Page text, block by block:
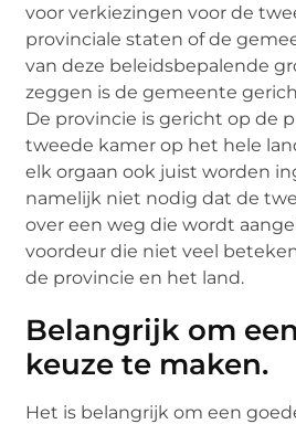
voor verkiezingen voor de
provinciale staten of de
van deze beleidsbepalende
zeggen is de gemeente
De provincie is gericht op de
tweede kamer op het hele
elk orgaan ook juist worden
namelijk niet nodig dat de
over een weg die wordt
voordeur die niet veel
de provincie en het land.
Belangrijk om
keuze te maken.
Het is belangrijk om een